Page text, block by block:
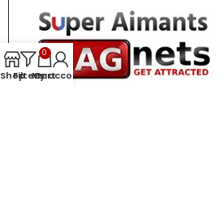
ShopFilters
0
Cart
My account